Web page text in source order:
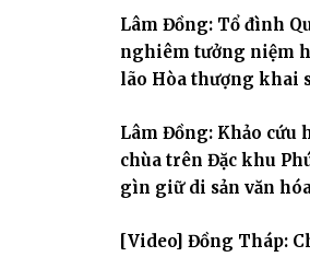
Lâm Đồng: Tổ đình
nghiêm tưởng niệm
lão Hòa thượng khai
Lâm Đồng: Khảo cứu
chùa trên Đặc khu
gìn giữ di sản văn
[Video] Đồng Tháp: